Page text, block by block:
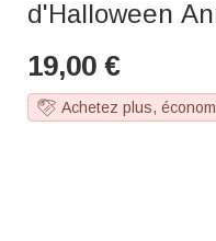
d'Halloween
19,00 €
Achetez plus,